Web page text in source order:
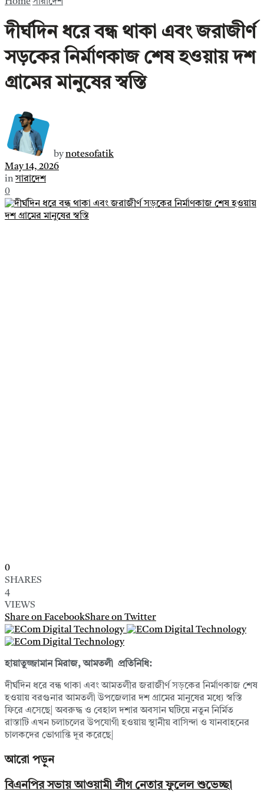
দীর্ঘদিন ধরে বন্ধ থাকা এবং জরাজীর্ণ
সড়কের নির্মাণকাজ শেষ হওয়ায় দশ
গ্রামের মানুষের স্বস্তি
bynotesofatik
May 14, 2026
inসারাদেশ
0
0
SHARES
4
VIEWS
Share on FacebookShare on Twitter
হায়াতুজ্জামান মিরাজ, আমতলী প্রতিনিধি:
দীর্ঘদিন ধরে বন্ধ থাকা এবং আমতলীর জরাজীর্ণ সড়কের নির্মাণকাজ শেষ
হওয়ায় বরগুনার আমতলী উপজেলার দশ গ্রামের মানুষের মধ্যে স্বস্তি
ফিরে এসেছে| অবরুদ্ধ ও বেহাল দশার অবসান ঘটিয়ে নতুন নির্মিত
রাস্তাটি এখন চলাচলের উপযোগী হওয়ায় স্থানীয় বাসিন্দা ও যানবাহনের
চালকদের ভোগান্তি দূর করেছে|
আরো পড়ুন
বিএনপির সভায় আওয়ামী লীগ নেতার ফুলেল শুভেচ্ছা